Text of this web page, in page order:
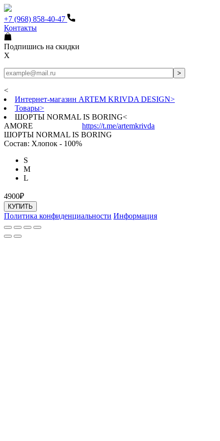
+7 (968) 858-40-47
Контакты
Подпишись на скидки
X
<
Интернет-магазин ARTEM KRIVDA DESIGN>
Товары>
ШОРТЫ NORMAL IS BORING<
AMORE
https://t.me/artemkrivda
ШОРТЫ NORMAL IS BORING
Состав: Хлопок - 100%
S
M
L
4900₽
КУПИТЬ
Политика конфиденциальности Информация